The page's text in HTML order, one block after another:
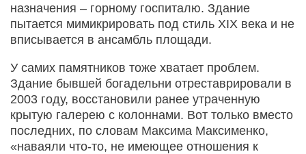
назначения – горному госпиталю. Здание
пытается мимикрировать под стиль XIX века и не
вписывается в ансамбль площади.
У самих памятников тоже хватает проблем.
Здание бывшей богадельни отреставрировали в
2003 году, восстановили ранее утраченную
крытую галерею с колоннами. Вот только вместо
последних, по словам Максима Максименко,
«наваяли что-то, не имеющее отношения к